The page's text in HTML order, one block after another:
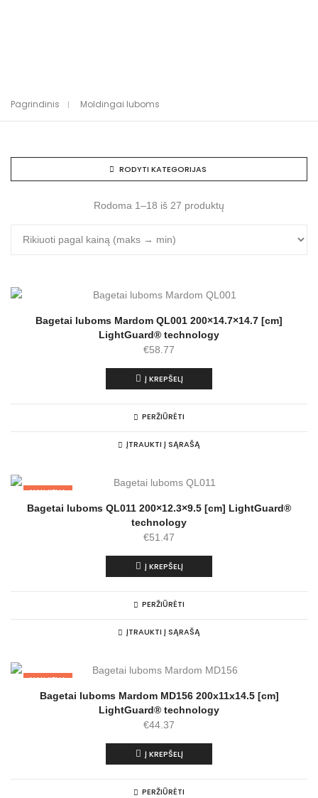
Pagrindinis Moldingai luboms
RODYTI KATEGORIJAS
Rodoma 1–18 iš 27 produktų
Bagetai luboms Mardom QL001 200×14.7×14.7 [cm]
LightGuard® technology
€58.77
Į KREPŠELĮ
PERŽIŪRĖTI
ĮTRAUKTI Į SĄRAŠĄ
NAUJIENA
Bagetai luboms QL011 200×12.3×9.5 [cm] LightGuard®
technology
€51.47
Į KREPŠELĮ
PERŽIŪRĖTI
ĮTRAUKTI Į SĄRAŠĄ
NAUJIENA
Bagetai luboms Mardom MD156 200x11x14.5 [cm]
LightGuard® technology
€44.37
Į KREPŠELĮ
PERŽIŪRĖTI